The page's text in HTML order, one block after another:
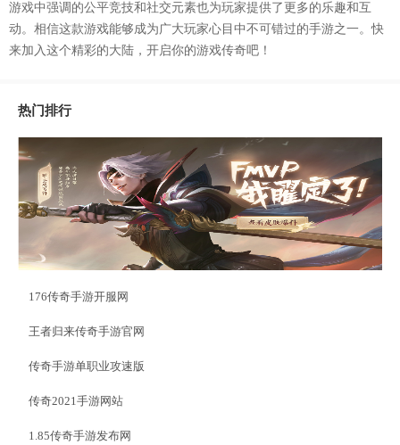
游戏中强调的公平竞技和社交元素也为玩家提供了更多的乐趣和互
动。相信这款游戏能够成为广大玩家心目中不可错过的手游之一。快
来加入这个精彩的大陆，开启你的游戏传奇吧！
热门排行
176传奇手游开服网
王者归来传奇手游官网
传奇手游单职业攻速版
传奇2021手游网站
1.85传奇手游发布网